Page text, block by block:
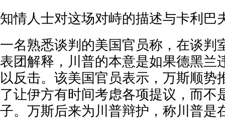
知情人士对这场对峙的描述与卡利巴
一名熟悉谈判的美国官员称，在谈判
表团解释，川普的本意是如果德黑兰
以反击。该美国官员表示，万斯顺势
了让伊方有时间考虑各项提议，而不
子。万斯后来为川普辩护，称川普是